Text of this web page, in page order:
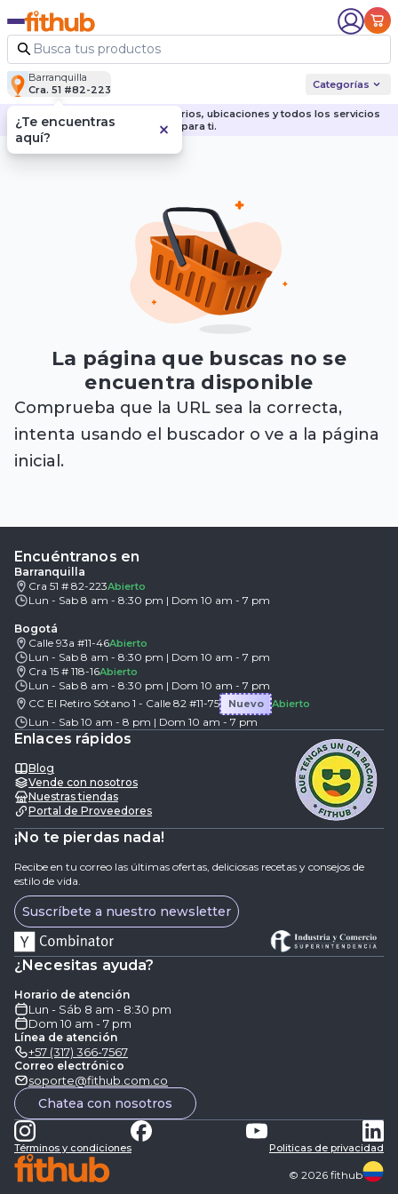
Barranquilla
Cra. 51 #82-223
Categorías
Descubre nuestras sedes, horarios, ubicaciones y todos los servicios
para ti.
La página que buscas no se
encuentra disponible
Comprueba que la URL sea la correcta,
intenta usando el buscador o ve a la página
inicial.
Encuéntranos en
Barranquilla
Cra 51 # 82-223Abierto
Lun - Sab 8 am - 8:30 pm | Dom 10 am - 7 pm
Bogotá
Calle 93a #11-46Abierto
Lun - Sab 8 am - 8:30 pm | Dom 10 am - 7 pm
Cra 15 # 118-16Abierto
Lun - Sab 8 am - 8:30 pm | Dom 10 am - 7 pm
CC El Retiro Sótano 1 - Calle 82 #11-75
Nuevo Abierto
Lun - Sab 10 am - 8 pm | Dom 10 am - 7 pm
Enlaces rápidos
Blog
Vende con nosotros
Nuestras tiendas
Portal de Proveedores
¡No te pierdas nada!
Recibe en tu correo las últimas ofertas, deliciosas recetas y consejos de
estilo de vida.
Suscríbete a nuestro newsletter
¿Necesitas ayuda?
Horario de atención
Lun - Sáb 8 am - 8:30 pm
Dom 10 am - 7 pm
Línea de atención
+57 (317) 366-7567
Correo electrónico
soporte@fithub.com.co
Chatea con nosotros
Términos y condiciones Politicas de privacidad
© 2026 fithub
¿Te encuentras
aquí?